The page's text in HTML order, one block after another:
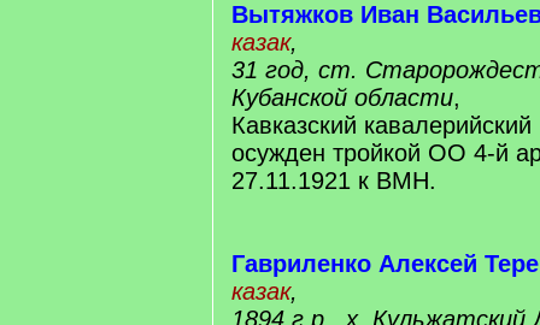
Вытяжков Иван
казак,
31 год, ст.
Кубанской области,
Кавказский кавалерийский
осужден тройкой ОО 4-й
27.11.1921 к ВМН.
Гавриленко Алексей
казак,
1894 г.р., х. Кульжатский